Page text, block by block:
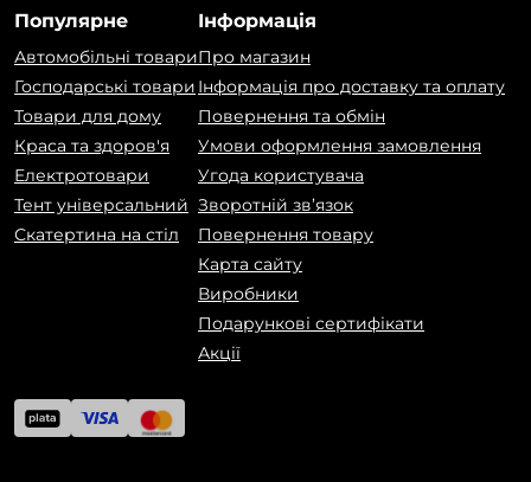
Популярне
Автомобільні товари
Господарські товари
Товари для дому
Краса та здоров'я
Електротовари
Тент універсальний
Скатертина на стіл
Інформація
Про магазин
Інформація про доставку та оплату
Повернення та обмін
Умови оформлення замовлення
Угода користувача
Зворотній зв’язок
Повернення товару
Карта сайту
Виробники
Подарункові сертифікати
Акції